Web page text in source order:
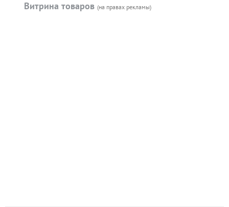
Витрина товаров (на правах рекламы)